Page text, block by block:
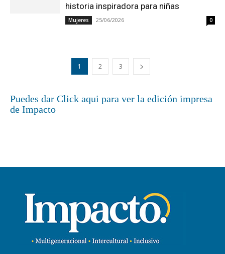
historia inspiradora para niñas
Mujeres 25/06/2026 0
1 2 3
Puedes dar Click aqui para ver la edición impresa
de Impacto